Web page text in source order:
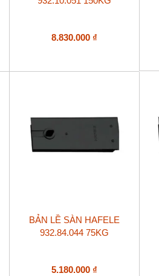
8.830.000 ₫
BẢN LỀ SÀN HAFELE
932.84.044 75KG
5.180.000 ₫